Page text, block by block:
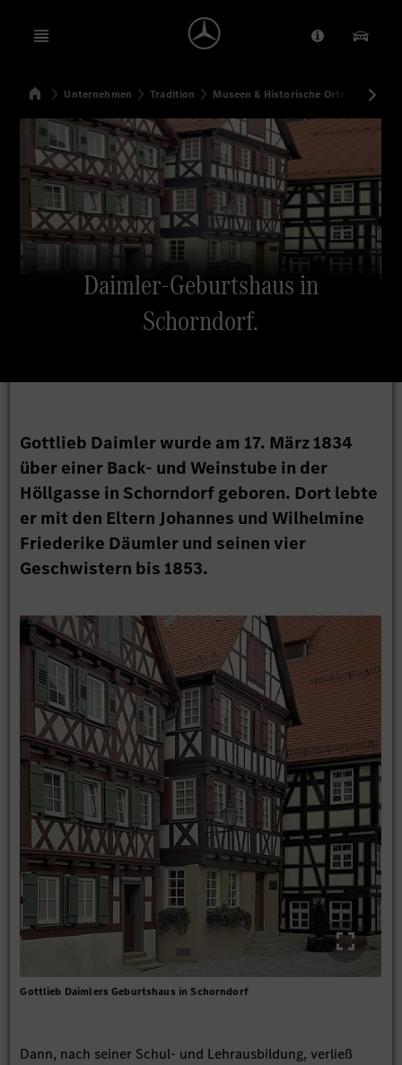
Open menu Anbieter/
SuchenStartseite
Unternehmen Tradition Museen & Historische Orte
Daimler-Geburtshaus in
Schorndorf.
Gottlieb Daimler wurde am 17. März 1834
über einer Back- und Weinstube in der
Höllgasse in Schorndorf geboren. Dort lebte
er mit den Eltern Johannes und Wilhelmine
Friederike Däumler und seinen vier
Geschwistern bis 1853.
Gottlieb Daimlers Geburtshaus in Schorndorf
Dann, nach seiner Schul- und Lehrausbildung, verließ